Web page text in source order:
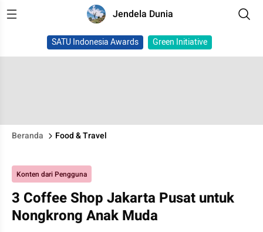
Jendela Dunia
SATU Indonesia Awards Green Initiative
Beranda Food & Travel
Konten dari Pengguna
3 Coffee Shop Jakarta Pusat untuk
Nongkrong Anak Muda